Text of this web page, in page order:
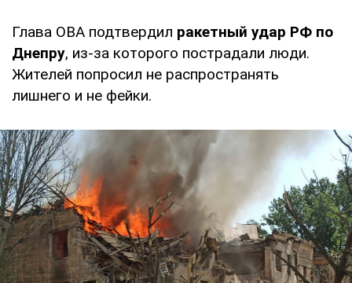
Глава ОВА подтвердил ракетный удар РФ по
Днепру, из-за которого пострадали люди.
Жителей попросил не распространять
лишнего и не фейки.